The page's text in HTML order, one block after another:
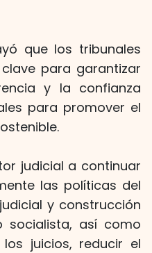
que los tribunales
para garantizar
y la confianza
para promover el
judicial a continuar
las políticas del
y construcción
socialista, así como
juicios, reducir el